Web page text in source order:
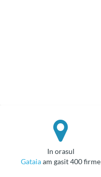
in orasul
Gataiaam gasit 400 firme